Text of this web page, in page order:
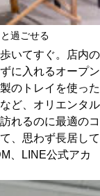
過ごせる
いてすぐ。店内の
に入れるオープン
のトレイを使った
ど、オリエンタル
れるのに最適のコ
、思わず長居して
、LINE公式アカ